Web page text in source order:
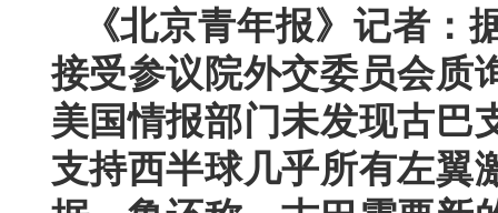
《北京青年报》记者：
接受参议院外交委员会质
美国情报部门未发现古巴
支持西半球几乎所有左翼